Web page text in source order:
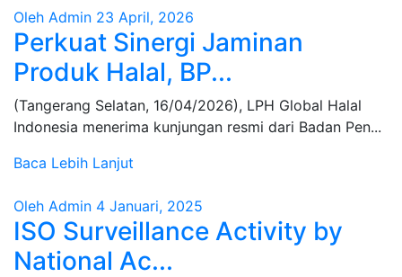
Oleh Admin 23 April, 2026
Perkuat Sinergi Jaminan
Produk Halal, BP...
(Tangerang Selatan, 16/04/2026), LPH Global Halal
Indonesia menerima kunjungan resmi dari Badan Pen...
Baca Lebih Lanjut
Oleh Admin 4 Januari, 2025
ISO Surveillance Activity by
National Ac...